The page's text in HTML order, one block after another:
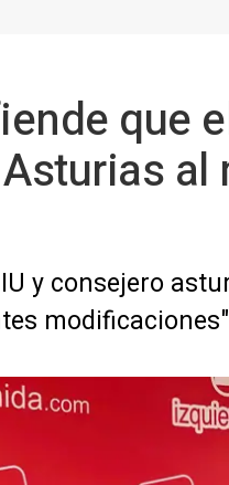
que
y consejero
modificaciones"